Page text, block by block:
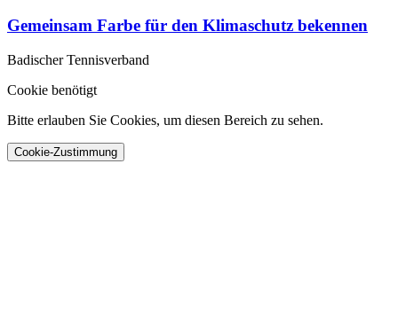
Gemeinsam Farbe für den Klimaschutz bekennen
Badischer Tennisverband
Cookie benötigt
Bitte erlauben Sie Cookies, um diesen Bereich zu sehen.
Cookie-Zustimmung